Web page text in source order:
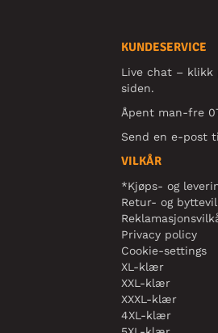
KUNDESERVICE
Live chat –
siden.
Åpent man-fre
Send en e-post
VILKÅR
*Kjøps- og
Retur- og
Privacy policy
Cookie-settings
XL-klær
XXL-klær
XXXL-klær
4XL-klær